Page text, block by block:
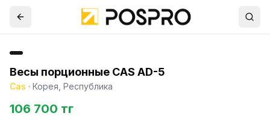
Весы порционные CAS AD-5
Cas · Корея, Республика
106 700 тг